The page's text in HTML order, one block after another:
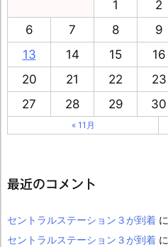
1 2
6
7 8 9
13
14 15 16
20
21 22 23
27
28 29 30
« 11月
最近のコメント
セントラルステーション３が到着 に
セントラルステーション３が到着 に